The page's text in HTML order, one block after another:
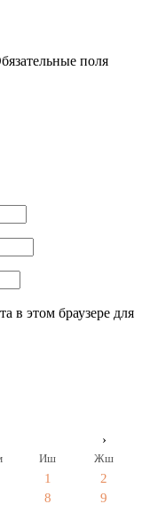
поля
в этом браузере для
›
Иш Жш
1
2
8
9